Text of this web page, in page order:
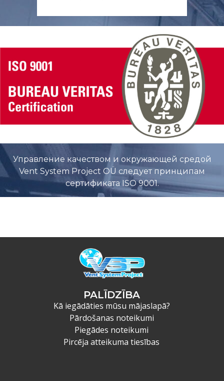
Управление качеством и окружающей средой
Vent System Project OÜ следует принципам
сертификата ISO 9001.
PALĪDZĪBA
Kā iegādāties mūsu mājaslapā?
Pārdošanas noteikumi
Piegādes noteikumi
Pircēja atteikuma tiesības